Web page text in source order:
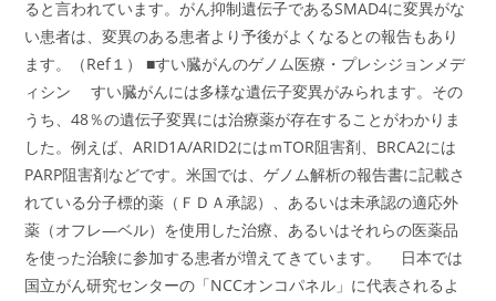
ると言われています。がん抑制遺伝子であるSMAD4に変異がな
い患者は、変異のある患者より予後がよくなるとの報告もあり
ます。（Ref１） ■すい臓がんのゲノム医療・プレシジョンメデ
ィシン すい臓がんには多様な遺伝子変異がみられます。その
うち、48％の遺伝子変異には治療薬が存在することがわかりま
した。例えば、ARID1A/ARID2にはｍTOR阻害剤、BRCA2には
PARP阻害剤などです。米国では、ゲノム解析の報告書に記載さ
れている分子標的薬（ＦＤＡ承認）、あるいは未承認の適応外
薬（オフレ―ベル）を使用した治療、あるいはそれらの医薬品
を使った治験に参加する患者が増えてきています。 日本では
国立がん研究センターの「NCCオンコパネル」に代表されるよ